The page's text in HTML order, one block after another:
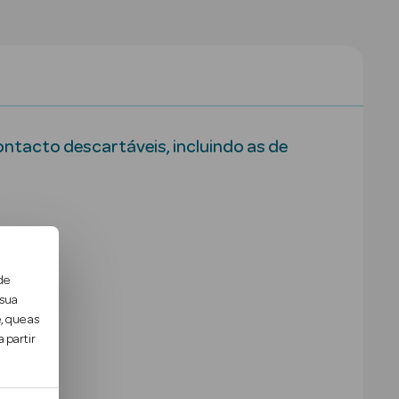
que as
partir
descartáveis, incluindo as de